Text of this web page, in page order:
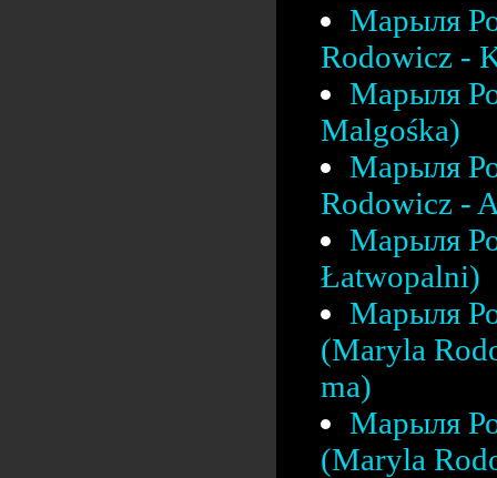
Марыля
Rodowicz -
Марыля
Malgośka)
Марыля
Rodowicz -
Марыля
Łatwopalni)
Марыля
(Maryla
ma)
Марыля
(Maryla